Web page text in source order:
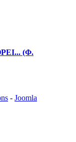
(Φ.
-Joomla